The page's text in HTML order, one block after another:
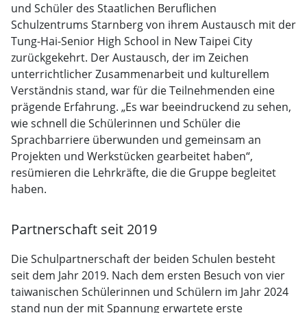
und Schüler des Staatlichen Beruflichen
Schulzentrums Starnberg von ihrem Austausch mit der
Tung-Hai-Senior High School in New Taipei City
zurückgekehrt. Der Austausch, der im Zeichen
unterrichtlicher Zusammenarbeit und kulturellem
Verständnis stand, war für die Teilnehmenden eine
prägende Erfahrung. „Es war beeindruckend zu sehen,
wie schnell die Schülerinnen und Schüler die
Sprachbarriere überwunden und gemeinsam an
Projekten und Werkstücken gearbeitet haben“,
resümieren die Lehrkräfte, die die Gruppe begleitet
haben.
Partnerschaft seit 2019
Die Schulpartnerschaft der beiden Schulen besteht
seit dem Jahr 2019. Nach dem ersten Besuch von vier
taiwanischen Schülerinnen und Schülern im Jahr 2024
stand nun der mit Spannung erwartete erste